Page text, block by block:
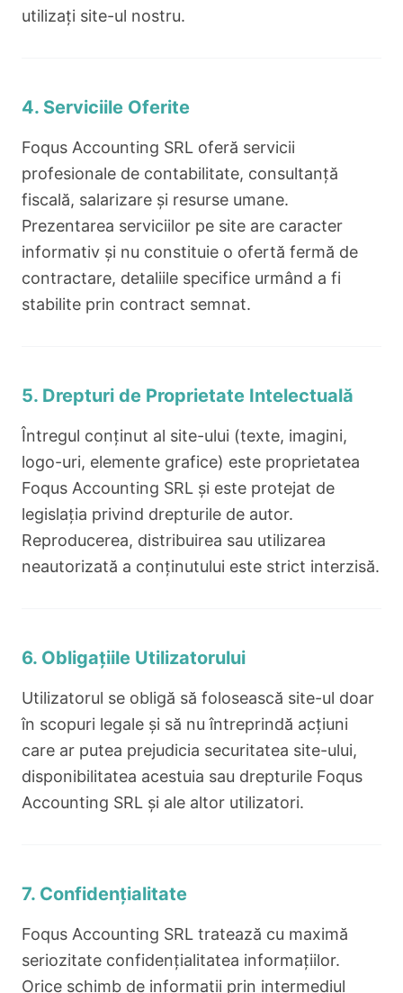
utilizați site-ul nostru.
4. Serviciile Oferite
Foqus Accounting SRL oferă servicii
profesionale de contabilitate, consultanță
fiscală, salarizare și resurse umane.
Prezentarea serviciilor pe site are caracter
informativ și nu constituie o ofertă fermă de
contractare, detaliile specifice urmând a fi
stabilite prin contract semnat.
5. Drepturi de Proprietate Intelectuală
Întregul conținut al site-ului (texte, imagini,
logo-uri, elemente grafice) este proprietatea
Foqus Accounting SRL și este protejat de
legislația privind drepturile de autor.
Reproducerea, distribuirea sau utilizarea
neautorizată a conținutului este strict interzisă.
6. Obligațiile Utilizatorului
Utilizatorul se obligă să folosească site-ul doar
în scopuri legale și să nu întreprindă acțiuni
care ar putea prejudicia securitatea site-ului,
disponibilitatea acestuia sau drepturile Foqus
Accounting SRL și ale altor utilizatori.
7. Confidențialitate
Foqus Accounting SRL tratează cu maximă
seriozitate confidențialitatea informațiilor.
Orice schimb de informații prin intermediul